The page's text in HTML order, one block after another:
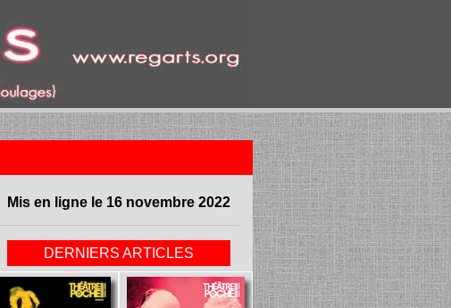
Mis en ligne le 16 novembre 2022
DERNIERS ARTICLES